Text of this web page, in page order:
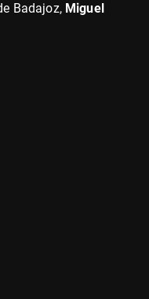
Badajoz, Miguel